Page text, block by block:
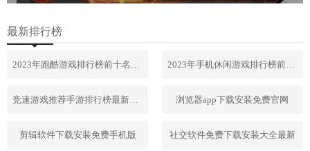
最新排行榜
2023年跑酷游戏排行榜前十名合集 2023年手机休闲游戏排行榜前十名
竞速游戏推荐手游排行榜最新2023 浏览器app下载安装免费官网
剪辑软件下载安装免费手机版 社交软件免费下载安装大全最新